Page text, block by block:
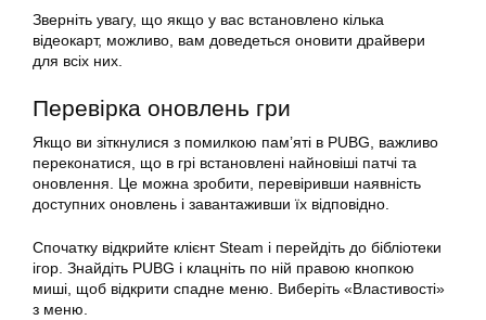
Зверніть увагу, що якщо у вас встановлено кілька
відеокарт, можливо, вам доведеться оновити драйвери
для всіх них.
Перевірка оновлень гри
Якщо ви зіткнулися з помилкою пам’яті в PUBG, важливо
переконатися, що в грі встановлені найновіші патчі та
оновлення. Це можна зробити, перевіривши наявність
доступних оновлень і завантаживши їх відповідно.
Спочатку відкрийте клієнт Steam і перейдіть до бібліотеки
ігор. Знайдіть PUBG і клацніть по ній правою кнопкою
миші, щоб відкрити спадне меню. Виберіть «Властивості»
з меню.